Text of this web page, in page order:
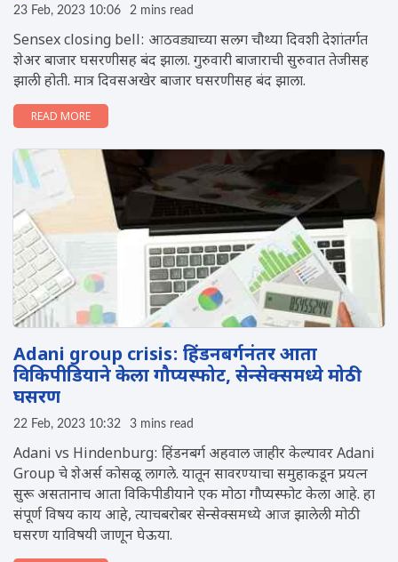
23 Feb, 2023 10:06 2 mins read
Sensex closing bell: आठवड्याच्या सलग चौथ्या दिवशी देशांतर्गत
शेअर बाजार घसरणीसह बंद झाला. गुरुवारी बाजाराची सुरुवात तेजीसह
झाली होती. मात्र दिवसअखेर बाजार घसरणीसह बंद झाला.
READ MORE
Adani group crisis: हिंडनबर्गनंतर आता
विकिपीडियाने केला गौप्यस्फोट, सेन्सेक्समध्ये मोठी
घसरण
22 Feb, 2023 10:32 3 mins read
Adani vs Hindenburg: हिंडनबर्ग अहवाल जाहीर केल्यावर Adani
Group चे शेअर्स कोसळू लागले. यातून सावरण्याचा समुहाकडून प्रयत्न
सुरू असतानाच आता विकिपीडीयाने एक मोठा गौप्यस्फोट केला आहे. हा
संपूर्ण विषय काय आहे, त्याचबरोबर सेन्सेक्समध्ये आज झालेली मोठी
घसरण याविषयी जाणून घेऊया.